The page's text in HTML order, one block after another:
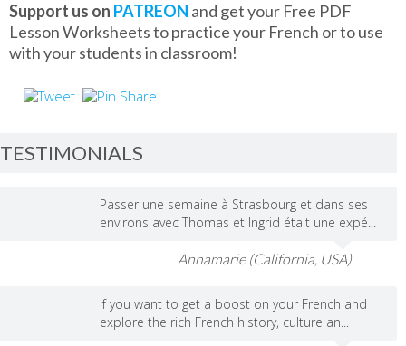
Support us on PATREON and get your Free PDF
Lesson Worksheets to practice your French or to use
with your students in classroom!
TESTIMONIALS
Passer une semaine à Strasbourg et dans ses
environs avec Thomas et Ingrid était une expé...
Annamarie (California, USA)
If you want to get a boost on your French and
explore the rich French history, culture an...